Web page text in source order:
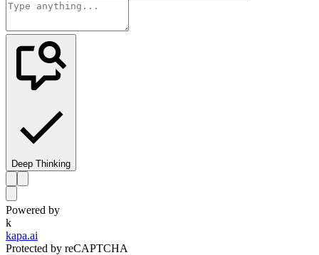
Deep Thinking
Powered by
k
kapa.ai
Protected by reCAPTCHA